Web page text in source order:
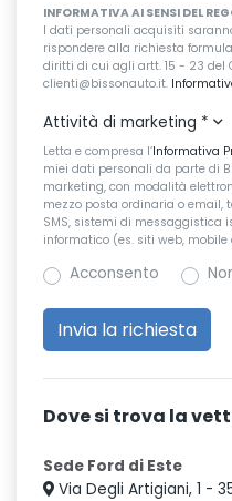
INFORMATIVA AI SENSI DEL
I dati personali acquisiti
rispondere alla richiesta
diritti di cui agli artt. 15 - 23 del
clienti@bissonauto.it.
Attività di marketing *
Letta e compresa l’Informativa
miei dati personali da parte di
marketing, con modalità
mezzo posta ordinaria o email,
SMS, sistemi di messaggistica
informatico (es. siti web, mobile
Acconsento
Dove si trova la
Sede Ford di Este
Via Degli Artigiani, 1 -